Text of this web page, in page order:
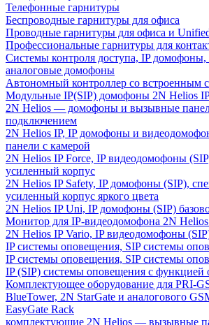
Телефонные гарнитуры
Беспроводные гарнитуры для офиса
Проводные гарнитуры для офиса и
Профессиональные гарнитуры для
Системы контроля доступа, IP
аналоговые домофоны
Автономный контроллер со встроенным
Модульные IP(SIP) домофоны 2N Helios
2N Helios — домофоны и вызывные
подключением
2N Helios IP, IP домофоны и
панели с камерой
2N Helios IP Force, IP видеодомофоны
усиленный корпус
2N Helios IP Safety, IP домофоны (SIP),
усиленный корпус яркого цвета
2N Helios IP Uni, IP домофоны (SIP)
Монитор для IP-видеодомофона 2N
2N Helios IP Vario, IP видеодомофоны
IP системы оповещения, SIP системы
IP системы оповещения, SIP системы
IP (SIP) системы оповещения с функцией
Комплектующее оборудование для PRI-
BlueTower, 2N StarGate и аналогового
EasyGate Rack
комплектующие 2N Helios — вызывные